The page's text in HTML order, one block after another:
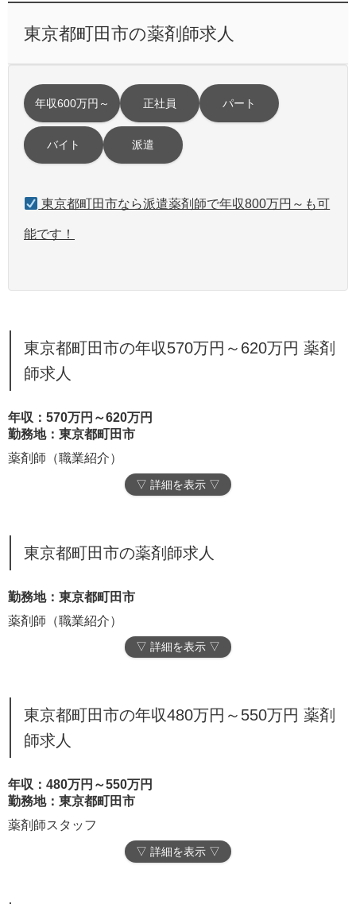
東京都町田市の薬剤師求人
年収600万円～ 正社員 パート
バイト 派遣
東京都町田市なら派遣薬剤師で年収800万円～も可
能です！
東京都町田市の年収570万円～620万円 薬剤
師求人
年収：570万円～620万円
勤務地：東京都町田市
薬剤師（職業紹介）
▽ 詳細を表示 ▽
東京都町田市の薬剤師求人
勤務地：東京都町田市
薬剤師（職業紹介）
▽ 詳細を表示 ▽
東京都町田市の年収480万円～550万円 薬剤
師求人
年収：480万円～550万円
勤務地：東京都町田市
薬剤師スタッフ
▽ 詳細を表示 ▽